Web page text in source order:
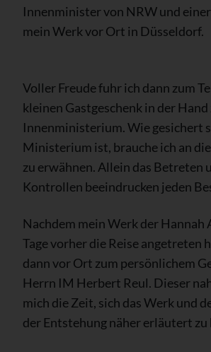
Innenminister von NRW und
mein Werk vor Ort in Düsseldorf.
Voller Freude fuhr ich dann zum
kleinen Gastgeschenk in der Hand
Innenministerium. Wie gesichert
Ministerium ist, brauche ich an
zu erwähnen. Allein das Betreten
Kontrollen beeindrucken jeden
Nachdem mein Werk der Hannah
Tage vorher die Reise angetreten
dann vor Ort zum persönlichem
Herrn IM Herbert Reul. Dieser
mich die Zeit, sich das Werk und
der Entstehung näher erläutert zu